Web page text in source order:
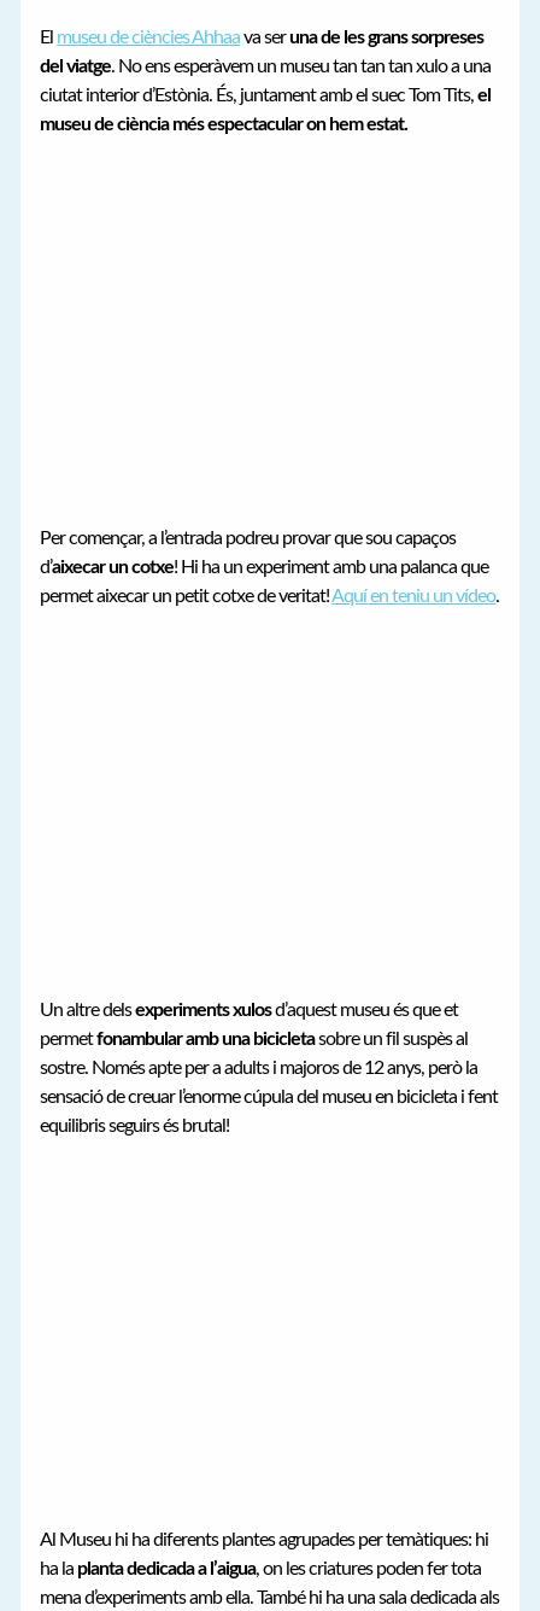
El museu de ciències Ahhaava seruna de les grans sorpreses
del viatge. No ens esperàvem un museu tan tan tan xulo a una
ciutat interior d’Estònia. És, juntament amb el suec Tom Tits,el
museu de ciència més espectacular on hem estat.
Per començar, a l’entrada podreu provar que sou capaços
d’aixecar un cotxe! Hi ha un experiment amb una palanca que
permet aixecar un petit cotxe de veritat!Aquí en teniu un vídeo.
Un altre delsexperiments xulosd’aquest museu és que et
permetfonambular amb una bicicletasobre un fil suspès al
sostre. Només apte per a adults i majoros de 12 anys, però la
sensació de creuar l’enorme cúpula del museu en bicicleta i fent
equilibris seguirs és brutal!
Al Museu hi ha diferents plantes agrupades per temàtiques: hi
ha la planta dedicada a l’aigua, on les criatures poden fer tota
mena d’experiments amb ella. També hi ha una sala dedicada als